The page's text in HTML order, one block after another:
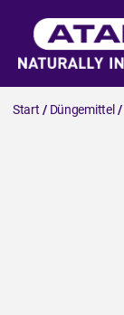
Start / Düngemittel /